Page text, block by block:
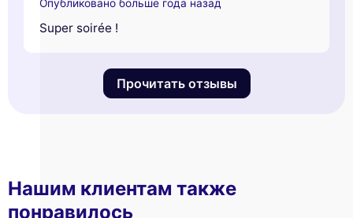
Опубликовано больше года назад
Super soirée !
Прочитать отзывы
Нашим клиентам также
понравилось